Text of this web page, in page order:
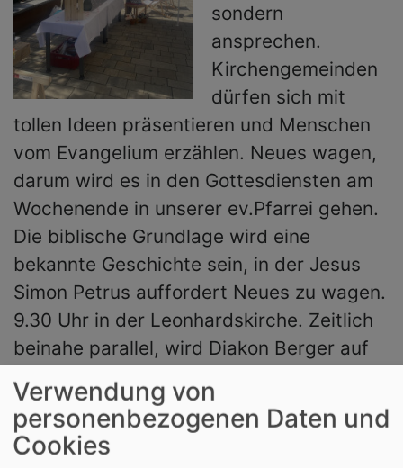
sondern
ansprechen.
Kirchengemeinden
dürfen sich mit
tollen Ideen präsentieren und Menschen
vom Evangelium erzählen. Neues wagen,
darum wird es in den Gottesdiensten am
Wochenende in unserer ev.Pfarrei gehen.
Die biblische Grundlage wird eine
bekannte Geschichte sein, in der Jesus
Simon Petrus auffordert Neues zu wagen.
9.30 Uhr in der Leonhardskirche. Zeitlich
beinahe parallel, wird Diakon Berger auf
Gottesdienst Neues wagen.
Verwendung von
personenbezogenen Daten und
Cookies